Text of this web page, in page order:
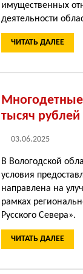
имущественных
деятельности
ЧИТАТЬ ДАЛЕЕ
Многодетные
тысяч
03.06.2025
В Вологодской
условия
направлена на
рамках
Русского Севера».
ЧИТАТЬ ДАЛЕЕ